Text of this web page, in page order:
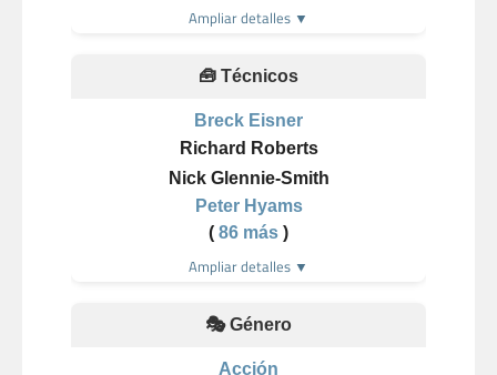
Ampliar detalles ▼
🧰 Técnicos
Breck Eisner
Richard Roberts
Nick Glennie-Smith
Peter Hyams
( 86 más )
Ampliar detalles ▼
🎭 Género
Acción